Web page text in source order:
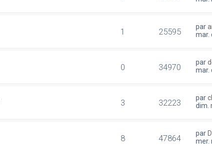
1 25595 par
mar.
0 34970 par
mar.
3 32223 par
dim.
8 47864 par
mer.